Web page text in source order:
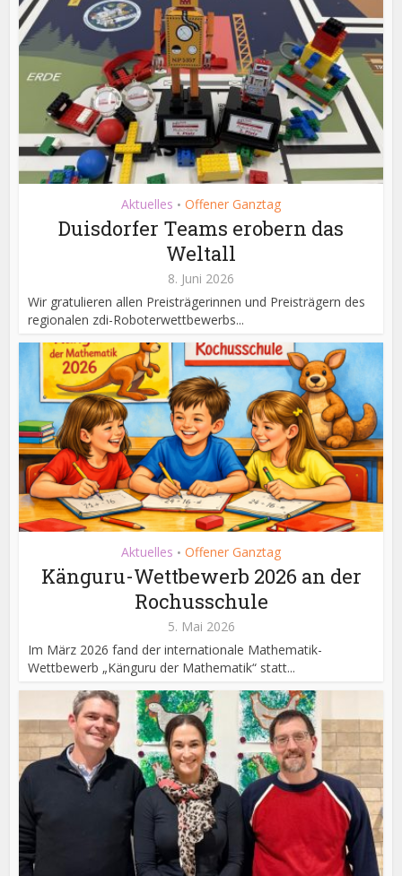
Aktuelles • Offener Ganztag
Duisdorfer Teams erobern das
Weltall
8. Juni 2026
Wir gratulieren allen Preisträgerinnen und Preisträgern des
regionalen zdi-Roboterwettbewerbs...
Aktuelles • Offener Ganztag
Känguru-Wettbewerb 2026 an der
Rochusschule
5. Mai 2026
Im März 2026 fand der internationale Mathematik-
Wettbewerb „Känguru der Mathematik“ statt...